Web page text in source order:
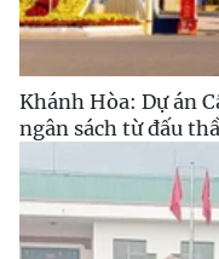
Khánh Hòa: Dự án
ngân sách từ đấu